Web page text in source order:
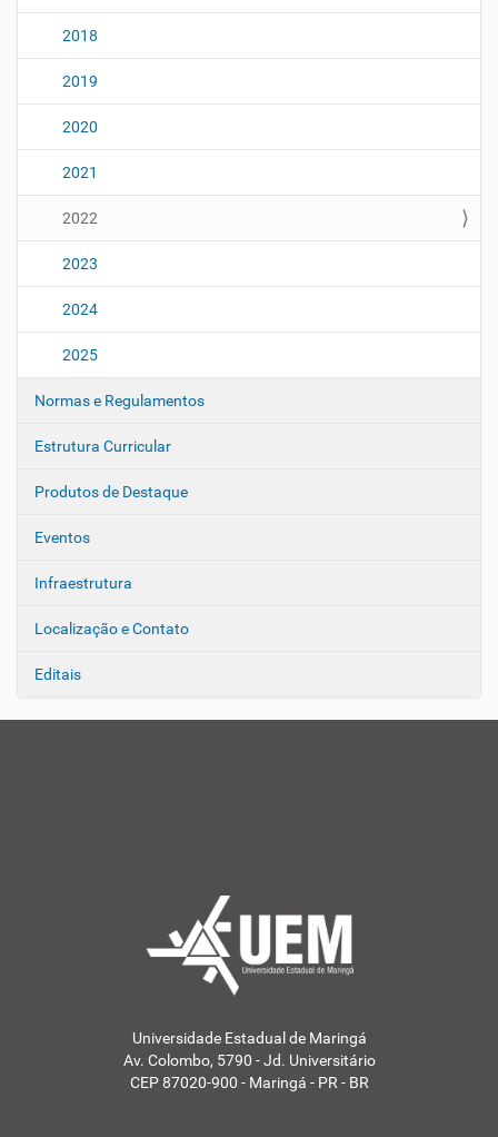
2018
2019
2020
2021
2022
2023
2024
2025
Normas e Regulamentos
Estrutura Curricular
Produtos de Destaque
Eventos
Infraestrutura
Localização e Contato
Editais
Universidade Estadual de Maringá
Av. Colombo, 5790 - Jd. Universitário
CEP 87020-900 - Maringá - PR - BR